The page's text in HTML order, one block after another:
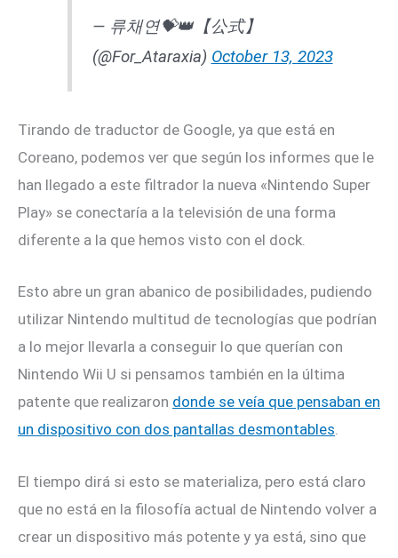
— 류채연💝👑【公式】
(@For_Ataraxia) October 13, 2023
Tirando de traductor de Google, ya que está en
Coreano, podemos ver que según los informes que le
han llegado a este filtrador la nueva «Nintendo Super
Play» se conectaría a la televisión de una forma
diferente a la que hemos visto con el dock.
Esto abre un gran abanico de posibilidades, pudiendo
utilizar Nintendo multitud de tecnologías que podrían
a lo mejor llevarla a conseguir lo que querían con
Nintendo Wii U si pensamos también en la última
patente que realizaron donde se veía que pensaban en
un dispositivo con dos pantallas desmontables.
El tiempo dirá si esto se materializa, pero está claro
que no está en la filosofía actual de Nintendo volver a
crear un dispositivo más potente y ya está, sino que